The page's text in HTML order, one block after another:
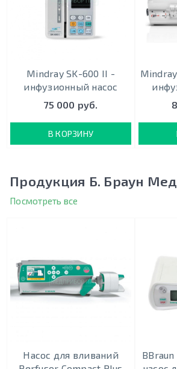
Mindray SK-600 II -
инфузионный насос
75 000 руб.
В КОРЗИНУ
Продукция Б. Браун
Посмотреть все
Насос для вливаний